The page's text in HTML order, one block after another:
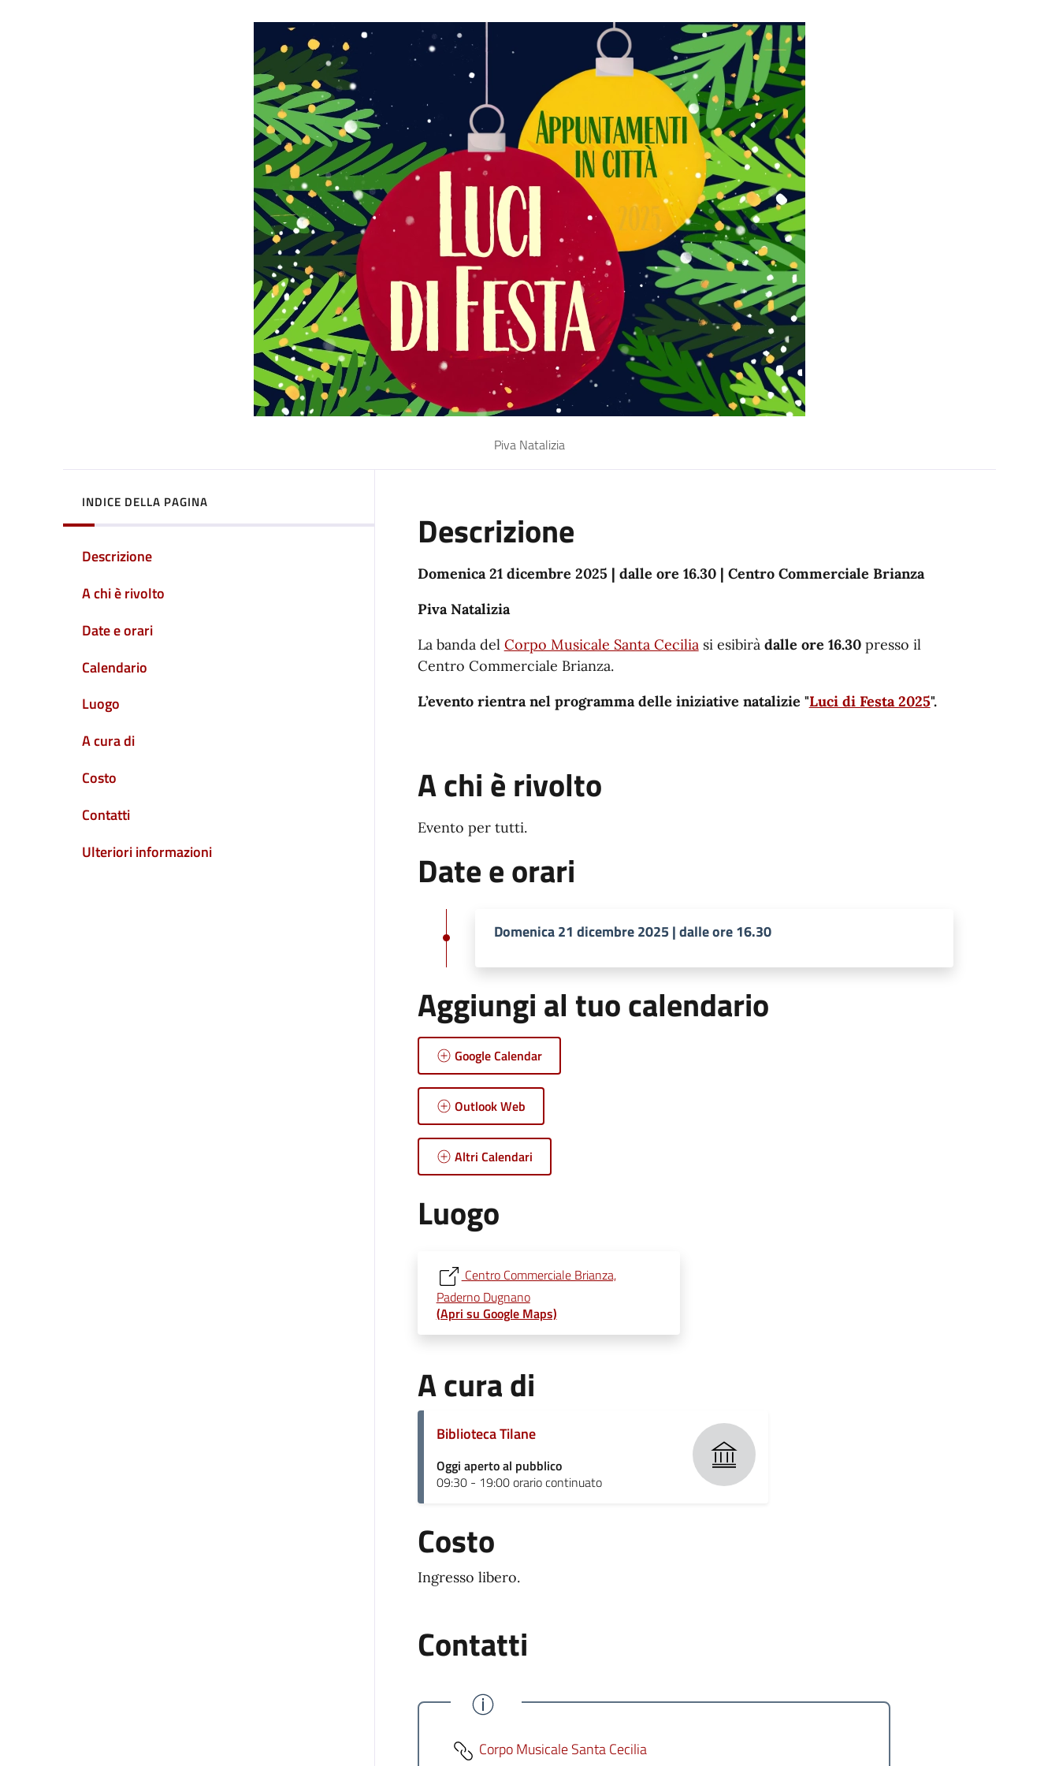
Piva Natalizia
INDICE DELLA PAGINA
Descrizione
A chi è rivolto
Date e orari
Calendario
Luogo
A cura di
Costo
Contatti
Ulteriori informazioni
Descrizione
Domenica 21 dicembre 2025 | dalle ore 16.30 | Centro Commerciale Brianza
Piva Natalizia
La banda del Corpo Musicale Santa Ceciliasi esibirà dalle ore 16.30presso il
Centro Commerciale Brianza.
L’evento rientra nel programma delle iniziative natalizie "Luci di Festa 2025".
A chi è rivolto
Evento per tutti.
Date e orari
Domenica 21 dicembre 2025 | dalle ore 16.30
Aggiungi al tuo calendario
Google Calendar
Outlook Web
Altri Calendari
Luogo
Centro Commerciale Brianza,
Paderno Dugnano
(Apri su Google Maps)
A cura di
Biblioteca Tilane
Oggi aperto al pubblico
09:30 - 19:00 orario continuato
Costo
Ingresso libero.
Contatti
Corpo Musicale Santa Cecilia